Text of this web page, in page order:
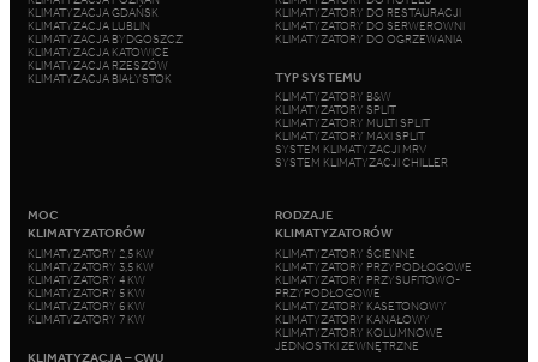
KLIMATYZACJA GDAŃSK
KLIMATYZACJA LUBLIN
KLIMATYZACJA BYDGOSZCZ
KLIMATYZACJA KATOWICE
KLIMATYZACJA RZESZÓW
KLIMATYZACJA BIAŁYSTOK
KLIMATYZATORY DO RESTAURACJI
KLIMATYZATORY DO SERWEROWNI
KLIMATYZATORY DO OGRZEWANIA
TYP SYSTEMU
KLIMATYZATORY B&W
KLIMATYZATORY SPLIT
KLIMATYZATORY MULTI SPLIT
KLIMATYZATORY MAXI SPLIT
SYSTEM KLIMATYZACJI MRV
SYSTEM KLIMATYZACJI CHILLER
MOC
KLIMATYZATORÓW
KLIMATYZATORY 2,5 KW
KLIMATYZATORY 3,5 KW
KLIMATYZATORY 4 KW
KLIMATYZATORY 5 KW
KLIMATYZATORY 6 KW
KLIMATYZATORY 7 KW
KLIMATYZACJA – CWU
RODZAJE
KLIMATYZATORÓW
KLIMATYZATORY ŚCIENNE
KLIMATYZATORY PRZYPODŁOGOWE
KLIMATYZATORY PRZYSUFITOWO-
PRZYPODŁOGOWE
KLIMATYZATORY KASETONOWY
KLIMATYZATORY KANAŁOWY
KLIMATYZATORY KOLUMNOWE
JEDNOSTKI ZEWNĘTRZNE